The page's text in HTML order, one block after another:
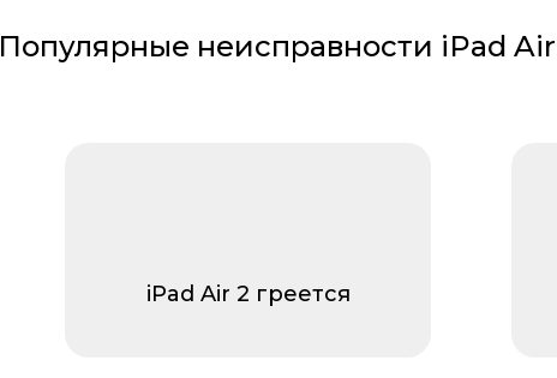
Популярные неисправности iPad
iPad Air 2 греется